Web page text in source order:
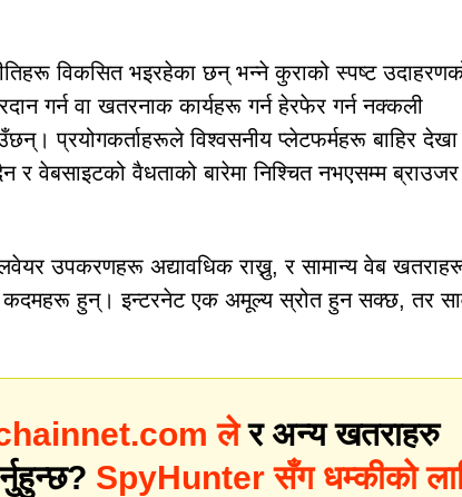
विकसित भइरहेका छन् भन्ने कुराको स्पष्ट
गर्न वा खतरनाक कार्यहरू गर्न हेरफेर गर्न नक्कली
प्रयोगकर्ताहरूले विश्वसनीय प्लेटफर्महरू बाहिर देखा
र वेबसाइटको वैधताको बारेमा निश्चित नभएसम्म ब्राउजर
उपकरणहरू अद्यावधिक राख्नु, र सामान्य वेब
कदमहरू हुन्। इन्टरनेट एक अमूल्य स्रोत हुन सक्छ, तर
लेर अन्य खतराहरु
SpyHunter सँग धम्कीको